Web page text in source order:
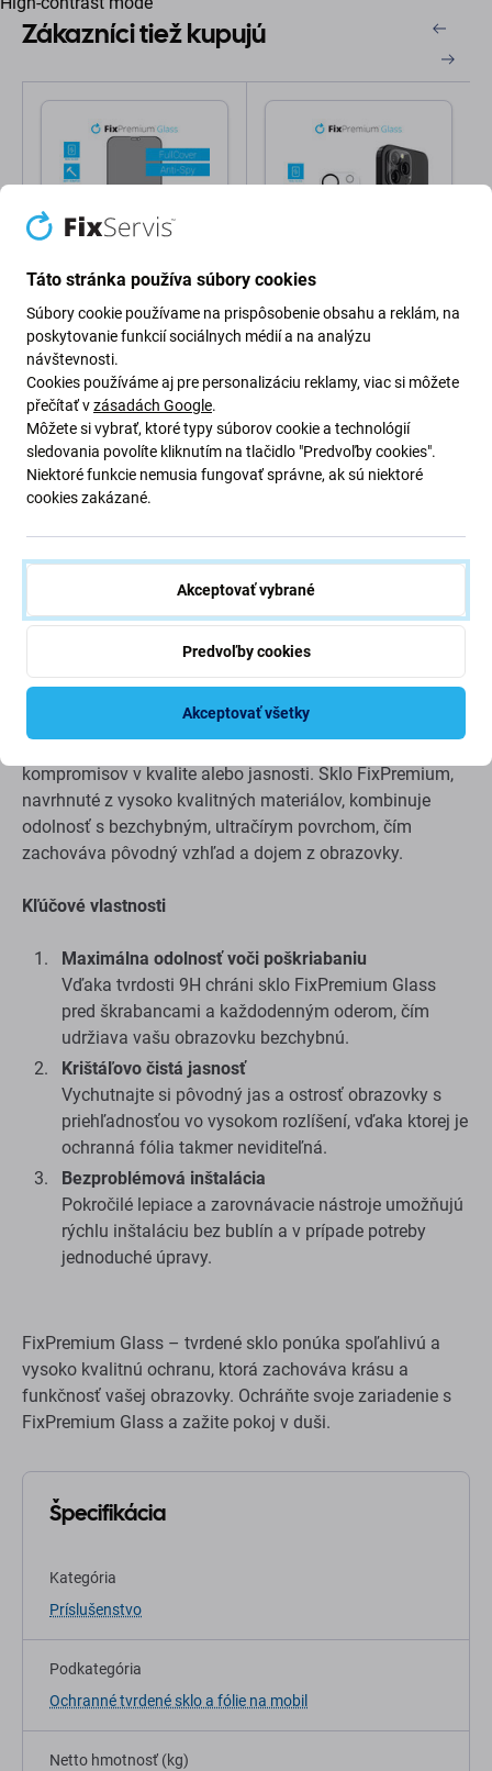
Zákazníci tiež kupujú
FixPremium Privacy Anti-
Spy Glass - Tvrdené Sklo
pre iPhone 12 Pro Max
5,99 €
Skladom
FixPremium Glass -
Tvrdené Sklo zadnej
Pro Max
0,99 €
Popis a špecifikácia
FixPremium Glass - Tvrdené sklo
kompromisov v kvalite alebo jasnosti. Sklo FixPremium,
navrhnuté z vysoko kvalitných materiálov, kombinuje
odolnosť s bezchybným, ultračírym povrchom, čím
zachováva pôvodný vzhľad a dojem z obrazovky.
Kľúčové vlastnosti
Maximálna odolnosť voči poškriabaniu
Vďaka tvrdosti 9H chráni sklo FixPremium Glass
pred škrabancami a každodenným oderom, čím
udržiava vašu obrazovku bezchybnú.
Krištáľovo čistá jasnosť
Vychutnajte si pôvodný jas a ostrosť obrazovky s
priehľadnosťou vo vysokom rozlíšení, vďaka ktorej je
ochranná fólia takmer neviditeľná.
Bezproblémová inštalácia
Pokročilé lepiace a zarovnávacie nástroje umožňujú
rýchlu inštaláciu bez bublín a v prípade potreby
jednoduché úpravy.
FixPremium Glass – tvrdené sklo ponúka spoľahlivú a
vysoko kvalitnú ochranu, ktorá zachováva krásu a
funkčnosť vašej obrazovky. Ochráňte svoje zariadenie s
FixPremium Glass a zažite pokoj v duši.
Špecifikácia
Kategória
Príslušenstvo
Podkategória
Ochranné tvrdené sklo a fólie na mobil
Netto hmotnosť (kg)
Táto stránka používa súbory cookies
Súbory cookie používame na prispôsobenie obsahu a reklám, na
poskytovanie funkcií sociálnych médií a na analýzu
návštevnosti.
Cookies používáme aj pre personalizáciu reklamy, viac si môžete
přečítať vzásadách Google.
Môžete si vybrať, ktoré typy súborov cookie a technológií
sledovania povolíte kliknutím na tlačidlo "Predvoľby cookies".
Niektoré funkcie nemusia fungovať správne, ak sú niektoré
cookies zakázané.
Akceptovať vybrané
Predvoľby cookies
Akceptovať všetky